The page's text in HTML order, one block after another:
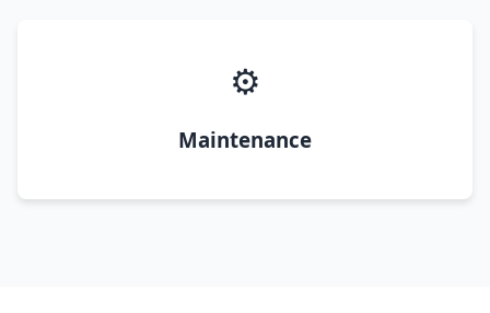
⚙️
Maintenance